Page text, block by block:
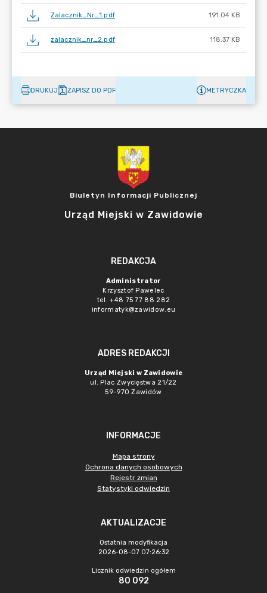
Zalacznik_Nr_1.pdf 191.04 KB
zalacznik_nr_2.pdf 118.37 KB
DRUKUJ ZAPISZ DO PDF METRYCZKA
Biuletyn Informacji Publicznej
Urząd Miejski w Zawidowie
REDAKCJA
Administrator
Krzysztof Pawelec
tel. +48 75 77 88 282
informatyk@zawidow.eu
ADRES REDAKCJI
Urząd Miejski w Zawidowie
ul. Plac Zwycięstwa 21/22
59-970 Zawidów
INFORMACJE
Mapa strony
Ochrona danych osobowych
Rejestr zmian
Statystyki odwiedzin
AKTUALIZACJE
Ostatnia modyfikacja
2026-08-07 07:26:32
Licznik odwiedzin ogółem
80 092